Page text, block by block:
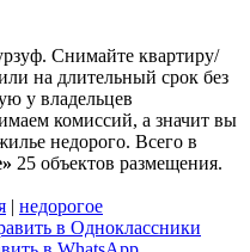
Снимайте квартиру/
на длительный срок без
у владельцев
комиссий, а значит вы
недорого. Всего в
25 объектов размещения.
| недорогое